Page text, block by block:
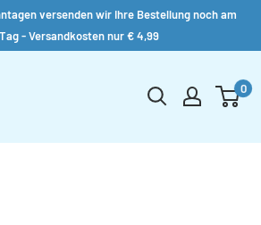
versenden wir Ihre Bestellung noch am
- Versandkosten nur € 4,99
0